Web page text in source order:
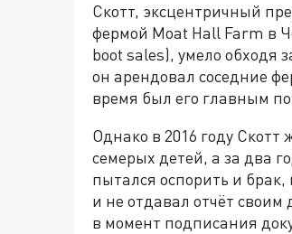
Скотт, эксцентричный
фермой Moat Hall Farm в
boot sales), умело обходя
он арендовал соседние
время был его главным
Однако в 2016 году
семерых детей, а за два
пытался оспорить и
и не отдавал отчёт
в момент подписания